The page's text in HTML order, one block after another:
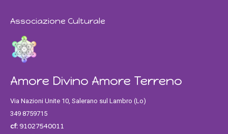
Associazione Culturale
Amore Divino Amore Terreno
Via Nazioni Unite 10, Salerano sul Lambro (Lo)
349 8759715
cf:91027540011